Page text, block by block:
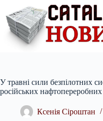
вмісту
У травні сили безпілотних
російських нафтопереробних
Ксенія Сіроштан